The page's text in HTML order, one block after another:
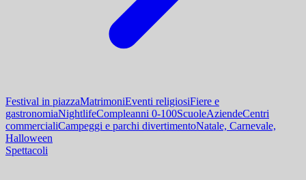
Festival in piazzaMatrimoniEventi religiosiFiere e
gastronomiaNightlifeCompleanni 0-100ScuoleAziendeCentri
commercialiCampeggi e parchi divertimentoNatale, Carnevale,
Halloween
Spettacoli